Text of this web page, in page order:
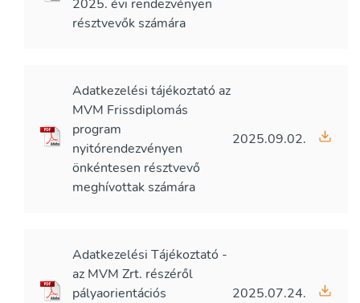
2025. évi rendezvényen
résztvevők számára
Adatkezelési tájékoztató az
MVM Frissdiplomás
program
nyitórendezvényen
önkéntesen résztvevő
meghívottak számára
2025.09.02.
Adatkezelési Tájékoztató -
az MVM Zrt. részéről
pályaorientációs
2025.07.24.